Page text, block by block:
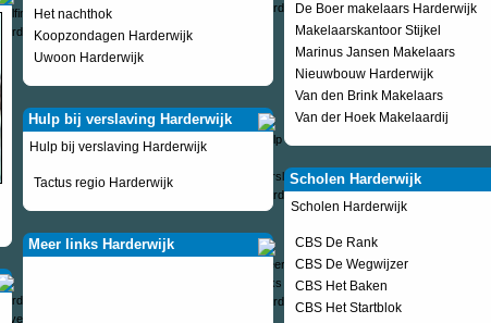
Het nachthok
Koopzondagen Harderwijk
Uwoon Harderwijk
Hulp bij verslaving Harderwijk
Hulp bij verslaving Harderwijk
Tactus regio Harderwijk
Meer links Harderwijk
De Boer makelaars Harderwijk
Makelaarskantoor Stijkel
Marinus Jansen Makelaars
Nieuwbouw Harderwijk
Van den Brink Makelaars
Van der Hoek Makelaardij
Scholen Harderwijk
Scholen Harderwijk
CBS De Rank
CBS De Wegwijzer
CBS Het Baken
CBS Het Startblok